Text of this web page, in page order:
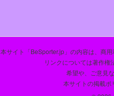
本サイト「BeSporter.jp」の内容は、商
リンクについては著作権
希望や、ご意見
本サイトの掲載ポ